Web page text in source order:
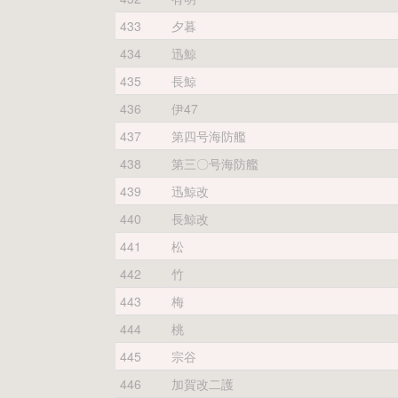
433
夕暮
434
迅鯨
435
長鯨
436
伊47
437
第四号海防艦
438
第三〇号海防艦
439
迅鯨改
440
長鯨改
441
松
442
竹
443
梅
444
桃
445
宗谷
446
加賀改二護